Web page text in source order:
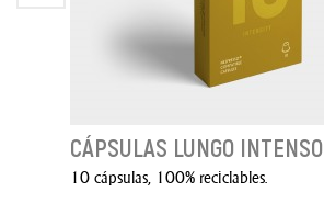
CÁPSULAS LUNGO INTENSO
10 cápsulas, 100% reciclables.